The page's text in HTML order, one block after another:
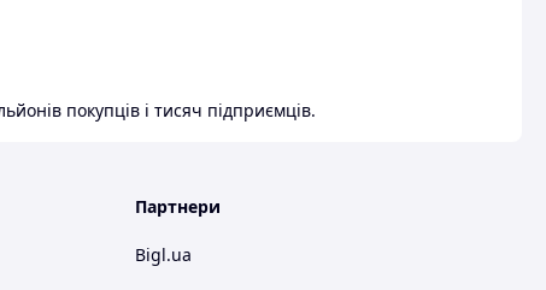
покупців і тисяч підприємців.
Партнери
Bigl.ua